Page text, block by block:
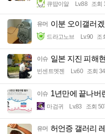
큐땁이알 Lv.88 조회
유머 이분 오이갤러
드라고노브 Lv.90 조
이슈 일본 지진 피해
빈센트멧젠 Lv.60 조회
이슈 1년만에 끝나버
마검귀 Lv.83 조회
유머 허언증 갤러리